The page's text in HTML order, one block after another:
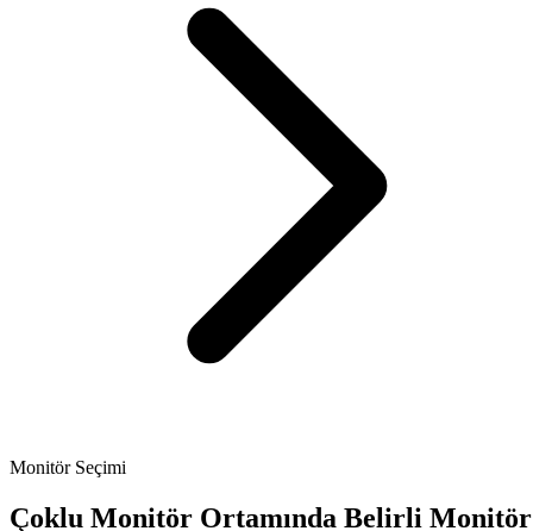
Monitör Seçimi
Çoklu Monitör Ortamında Belirli Monitör